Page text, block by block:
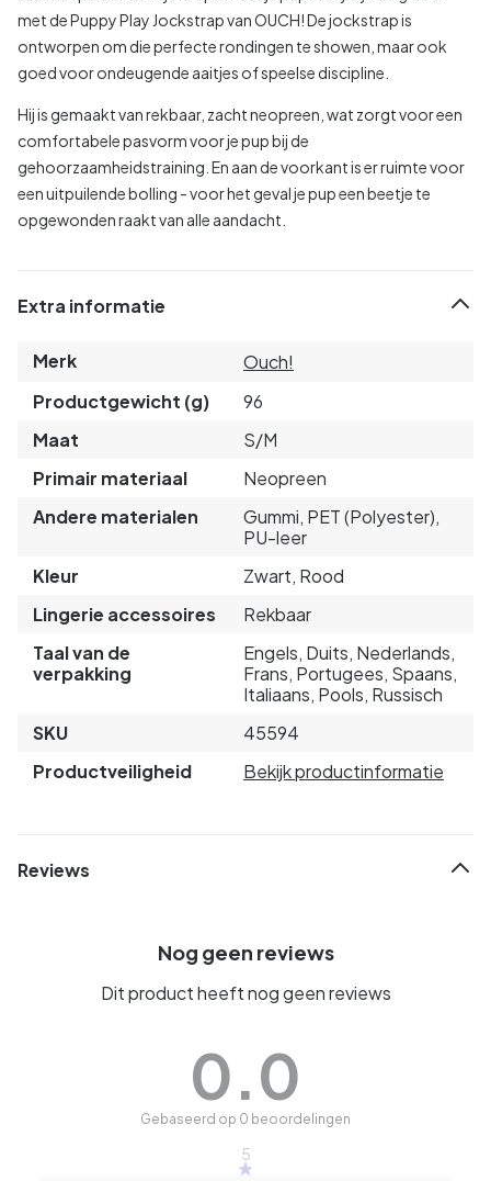
met de Puppy Play Jockstrap van OUCH! De jockstrap is
ontworpen om die perfecte rondingen te showen, maar ook
goed voor ondeugende aaitjes of speelse discipline.
Hij is gemaakt van rekbaar, zacht neopreen, wat zorgt voor een
comfortabele pasvorm voor je pup bij de
gehoorzaamheidstraining. En aan de voorkant is er ruimte voor
een uitpuilende bolling - voor het geval je pup een beetje te
opgewonden raakt van alle aandacht.
Extra informatie
Merk
Ouch!
Productgewicht (g)
96
Maat
S/M
Primair materiaal
Neopreen
Andere materialen
Gummi, PET (Polyester),
PU-leer
Kleur
Zwart, Rood
Lingerie accessoires
Rekbaar
Taal van de
verpakking
Engels, Duits, Nederlands,
Frans, Portugees, Spaans,
Italiaans, Pools, Russisch
SKU
45594
Productveiligheid
Bekijk productinformatie
Reviews
Nog geen reviews
Dit product heeft nog geen reviews
0.0
Gebaseerd op 0 beoordelingen
5